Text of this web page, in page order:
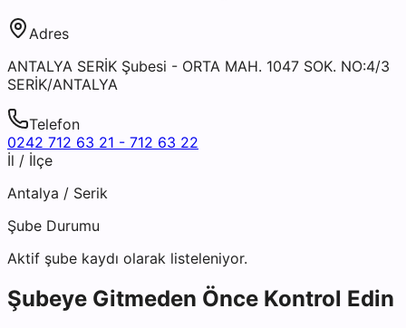
Adres
ANTALYA SERİK Şubesi - ORTA MAH. 1047 SOK. NO:4/3
SERİK/ANTALYA
Telefon
0242 712 63 21 - 712 63 22
İl / İlçe
Antalya / Serik
Şube Durumu
Aktif şube kaydı olarak listeleniyor.
Şubeye Gitmeden Önce Kontrol Edin